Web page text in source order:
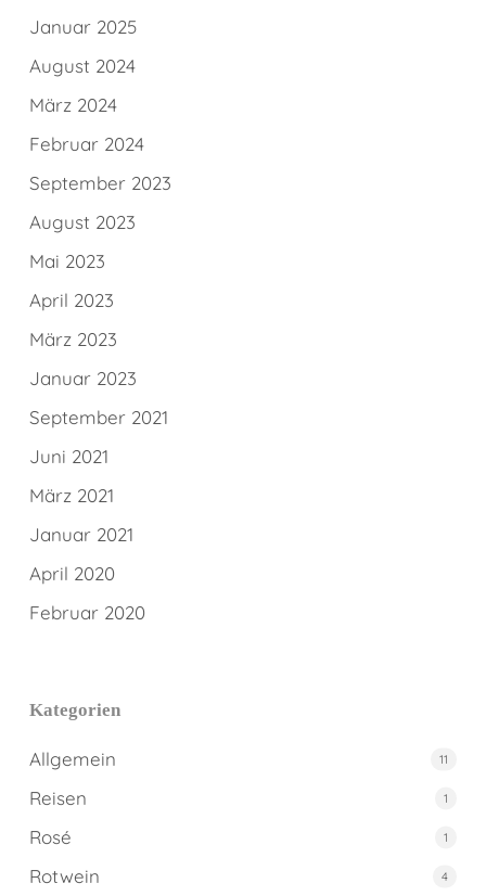
Januar 2025
August 2024
März 2024
Februar 2024
September 2023
August 2023
Mai 2023
April 2023
März 2023
Januar 2023
September 2021
Juni 2021
März 2021
Januar 2021
April 2020
Februar 2020
Kategorien
Allgemein 11
Reisen 1
Rosé 1
Rotwein 4